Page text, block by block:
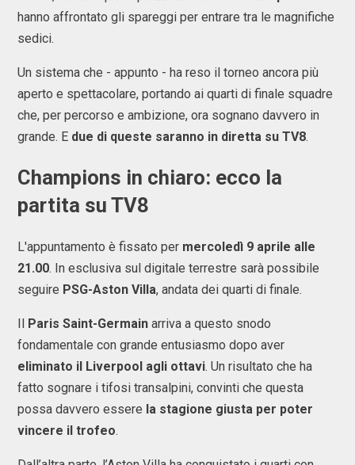
hanno affrontato gli spareggi per entrare tra le magnifiche
sedici.
Un sistema che - appunto - ha reso il torneo ancora più
aperto e spettacolare, portando ai quarti di finale squadre
che, per percorso e ambizione, ora sognano davvero in
grande. E due di queste saranno in diretta su TV8.
Champions in chiaro: ecco la
partita su TV8
L'appuntamento è fissato per mercoledì 9 aprile alle
21.00. In esclusiva sul digitale terrestre sarà possibile
seguire PSG-Aston Villa, andata dei quarti di finale.
Paris Saint-Germain arriva a questo snodo
fondamentale con grande entusiasmo dopo aver
eliminato il Liverpool agli ottavi. Un risultato che ha
fatto sognare i tifosi transalpini, convinti che questa
possa davvero essere la stagione giusta per poter
vincere il trofeo.